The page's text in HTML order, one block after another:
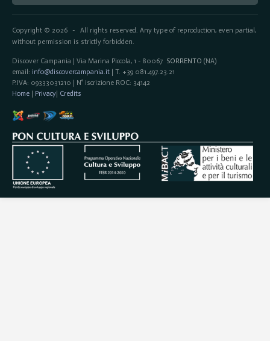
Copyright © 2026- All rights reserved. Any type of reproduction, even partial,
without permission is strictly forbidden.
Discover Campania | Via Marina Piccola, 1 - 80067 SORRENTO (NA)
email: info@discovercampania.it| T. +39 081.497.23.21
P.IVA: 09333031210 | N° iscrizione ROC: 34142
Home| Privacy| Credits